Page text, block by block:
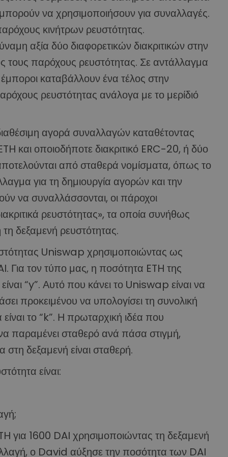
να χρησιμοποιήσουν για συναλλαγές.
κινήτρων ρευστότητας.
αξία δύο διαφορετικών διακριτικών στην
τους παρόχους ρευστότητας. Σε αντάλλαγμα
έμποροι καταβάλλουν ένα τέλος στην
ρευστότητας ανάλογα με το μερίδιό
αγορά συναλλαγών καταθέτοντας
και οποιοδήποτε διακριτικό ERC-20, ή δύο
από σταθερά νομίσματα, όπως το
για τη δημιουργία αγορών και την
να συναλλάσσονται, οι πάροχοι
ρευστότητας», τα οποία συνήθως
δεξαμενή ρευστότητας.
Uniswap χρησιμοποιώντας ως
Για τον τύπο μας, η ποσότητα ETH της
“y”. Αυτό που κάνει το Uniswap είναι να
προκειμένου να υπολογίσει τη συνολική
το “k”. Η πρωταρχική ιδέα που
παραμένει σταθερό ανά πάσα στιγμή,
δεξαμενή είναι σταθερή.
είναι:
για 1600 DAI χρησιμοποιώντας τη δεξαμενή
ο David αύξησε την ποσότητα των DAI